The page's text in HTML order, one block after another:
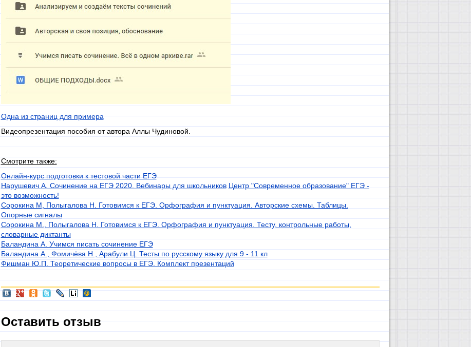
Одна из страниц для примера
Видеопрезентация пособия от автора Аллы Чудиновой.
Смотрите также:
Онлайн-курс подготовки к тестовой части ЕГЭ
Нарушевич А. Сочинение на ЕГЭ 2020. Вебинары для школьников Центр "Современное образование" ЕГЭ -
это возможность!
Сорокина М, Полыгалова Н. Готовимся к ЕГЭ. Орфография и пунктуация. Авторские схемы. Таблицы.
Опорные сигналы
Сорокина М., Полыгалова Н. Готовимся к ЕГЭ. Орфография и пунктуация. Тесту, контрольные работы,
словарные диктанты
Баландина А. Учимся писать сочинение ЕГЭ
Баландина А.
, Фомичёва Н., Арабули Ц. Тесты по русскому языку для 9 - 11 кл
Фишман Ю.П. Теоретические вопросы в ЕГЭ. Комплект презентаций
Оставить отзыв